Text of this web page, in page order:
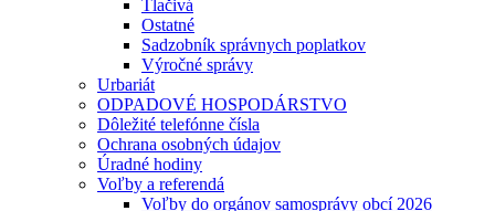
Tlačivá
Ostatné
Sadzobník správnych poplatkov
Výročné správy
Urbariát
ODPADOVÉ HOSPODÁRSTVO
Dôležité telefónne čísla
Ochrana osobných údajov
Úradné hodiny
Voľby a referendá
Voľby do orgánov samosprávy obcí 2026